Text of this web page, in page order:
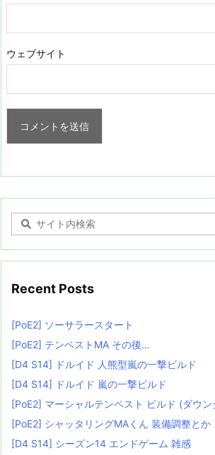
ウェブサイト
Recent Posts
[PoE2] ソーサラースタート
[PoE2] テンペストMA その後…
[D4 S14] ドルイド 人熊型嵐の一撃ビルド
[D4 S14] ドルイド 嵐の一撃ビルド
[PoE2] マーシャルテンペスト ビルド (ダウン
[PoE2] シャッタリングMAくん 装備調整とか
[D4 S14] シーズン14 エンドゲーム 雑感